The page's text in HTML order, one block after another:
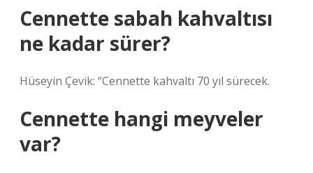
Cennette sabah kahvaltısı
ne kadar sürer?
Hüseyin Çevik: “Cennette kahvaltı 70 yıl sürecek.
Cennette hangi meyveler
var?